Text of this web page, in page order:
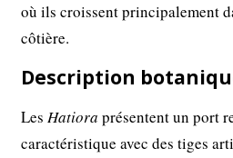
où ils croissent principalement
côtière.
Description
LesHatiora présentent un port
caractéristique avec des tiges